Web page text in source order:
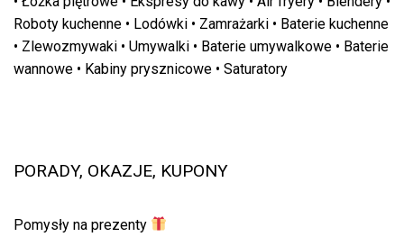
Roboty kuchenne • Lodówki • Zamrażarki • Baterie kuchenne
• Zlewozmywaki • Umywalki • Baterie umywalkowe • Baterie
wannowe • Kabiny prysznicowe • Saturatory
PORADY, OKAZJE, KUPONY
Pomysły na prezenty